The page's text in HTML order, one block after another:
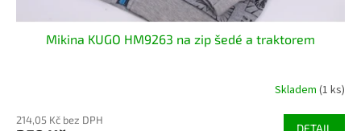
Mikina KUGO HM9263 na zip šedé a traktorem
Skladem (1 ks)
214,05 Kč bez DPH